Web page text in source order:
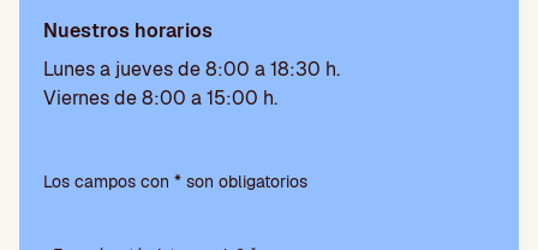
Nuestros horarios
Lunes a jueves de 8:00 a 18:30 h.
Viernes de 8:00 a 15:00 h.
favor,
Los campos con * son obligatorios